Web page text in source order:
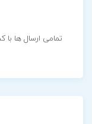
تمامی ارسال ها